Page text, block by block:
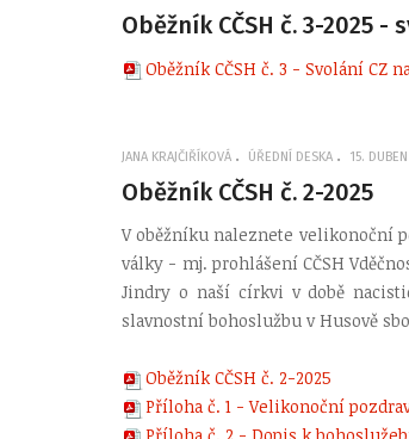
Oběžník CČSH č. 3-2025 -
Oběžník CČSH č. 3 - Svolání CZ
JANA KRAJČIŘÍKOVÁ ÚŘEDNÍ DESKA 15.
Oběžník CČSH č. 2-2025
V oběžníku naleznete velikonoční
války - mj. prohlášení CČSH
Jindry o naší církvi v době
slavnostní bohoslužbu v Husově
Oběžník CČSH č. 2-2025
Příloha č. 1 - Velikonoční